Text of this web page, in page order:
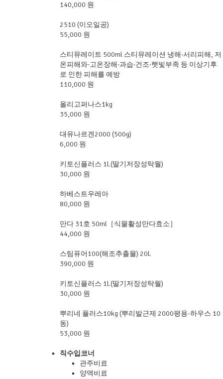
140,000 원
2510 (이오일공)
55,000 원
스티뮤레이트 500ml 스티뮤레이션 냉해·서리피해, 저
온피해와·고온장해·과습·건조·햇빛부족 등 이상기후
로 인한 피해를 예방
110,000 원
올리고퍼나스1kg
35,000 원
대유나르겐2000 (500g)
6,000 원
키토신플러스 1L(딸기저장성탁월)
30,000 원
하베스트우레아
80,000 원
만다 31호 50ml［식물활성만다효소］
44,000 원
스팀퓨어100(해조추출물) 20L
390,000 원
키토신플러스 1L(딸기저장성탁월)
30,000 원
뿌리네 플러스10kg (뿌리발근제 2000평용-하우스 10
동)
53,000 원
직수입코너
관주비료
양액비료